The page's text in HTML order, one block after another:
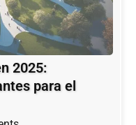
2025:
para el